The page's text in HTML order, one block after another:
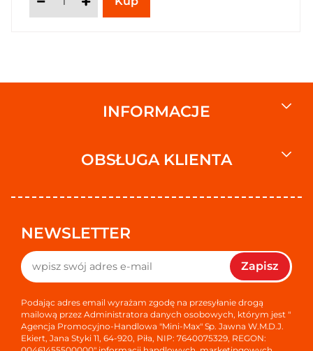
INFORMACJE
OBSŁUGA KLIENTA
NEWSLETTER
Zapisz
Podając adres email wyrażam zgodę na przesyłanie drogą
mailową przez Administratora danych osobowych, którym jest "
Agencja Promocyjno-Handlowa "Mini-Max" Sp. Jawna W.M.D.J.
Ekiert, Jana Styki 11, 64-920, Piła, NIP: 7640075329, REGON: